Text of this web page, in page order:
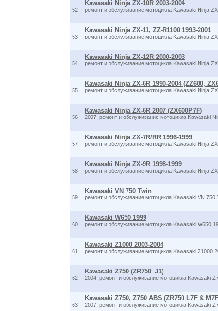
52
Kawasaki Ninja ZX-10R 2003-2004
ремонт и обслуживание мотоцикла Kawasaki Ninja
53
Kawasaki Ninja ZX-11, ZZ-R1100 1993-2001
ремонт и обслуживание мотоцикла Kawasaki Ninja
54
Kawasaki Ninja ZX-12R 2000-2003
ремонт и обслуживание мотоцикла Kawasaki Ninja
55
Kawasaki Ninja ZX-6R 1990-2004 (ZZ600,
ремонт и обслуживание мотоцикла Kawasaki Ninja
56
Kawasaki Ninja ZX-6R 2007 (ZX600P7F)
2007, ремонт и обслуживание мотоцикла Kawasaki
57
Kawasaki Ninja ZX-7R/RR 1996-1999
ремонт и обслуживание мотоцикла Kawasaki Ninja
58
Kawasaki Ninja ZX-9R 1998-1999
ремонт и обслуживание мотоцикла Kawasaki Ninja
59
Kawasaki VN 750 Twin
ремонт и обслуживание мотоцикла Kawasaki VN 750
60
Kawasaki W650 1999
ремонт и обслуживание мотоцикла Kawasaki W650
61
Kawasaki Z1000 2003-2004
ремонт и обслуживание мотоцикла Kawasaki Z1000
62
Kawasaki Z750 (ZR750–J1)
2004, ремонт и обслуживание мотоцикла Kawasaki
63
Kawasaki Z750, Z750 ABS (ZR750 L7F &
2007, ремонт и обслуживание мотоцикла Kawasaki